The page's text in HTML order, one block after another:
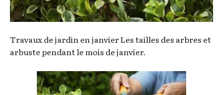
Travaux de jardin en janvier Les tailles des arbres et
arbuste pendant le mois de janvier.